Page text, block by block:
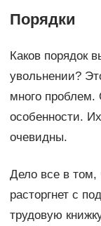
Порядки
Каков порядок
увольнении?
много проблем.
особенности.
очевидны.
Дело все в том,
расторгнет с
трудовую